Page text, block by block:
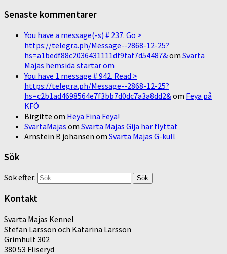
Senaste kommentarer
You have a message(-s) # 237. Go >
https://telegra.ph/Message--2868-12-25?
hs=a1bedf88c2036431111df9faf7d54487&om Svarta
Majas hemsida startar om
You have 1 message # 942. Read >
https://telegra.ph/Message--2868-12-25?
hs=c2b1ad4698564e7f3bb7d0dc7a3a8dd2&om Feya på
KFÖ
Birgitte om Heya Fina Feya!
SvartaMajas om Svarta Majas Gija har flyttat
Arnstein B johansen om Svarta Majas G-kull
Sök
Sök efter:
Kontakt
Svarta Majas Kennel
Stefan Larsson och Katarina Larsson
Grimhult 302
380 53 Fliseryd